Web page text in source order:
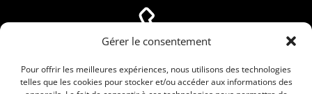
Gérer le consentement
Pour offrir les meilleures expériences, nous utilisons des technologies
telles que les cookies pour stocker et/ou accéder aux informations des
04 66 88 01 05